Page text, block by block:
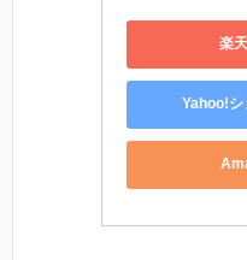
楽
Yahoo!シ